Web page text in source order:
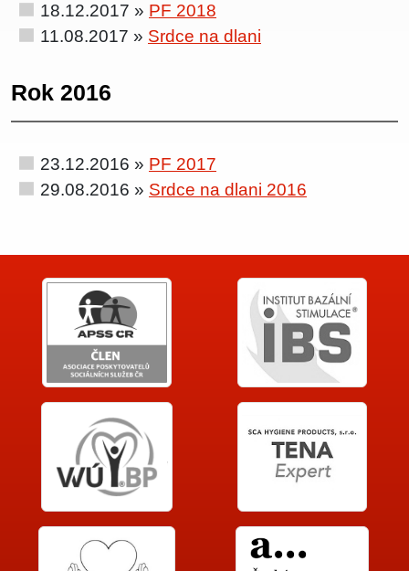
18.12.2017 » PF 2018
11.08.2017 » Srdce na dlani
Rok 2016
23.12.2016 » PF 2017
29.08.2016 » Srdce na dlani 2016